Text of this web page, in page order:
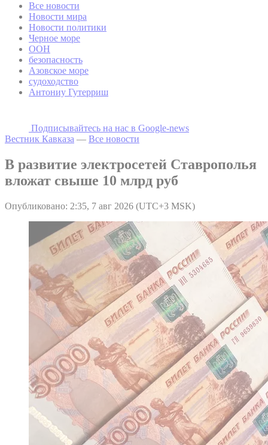
Все новости
Новости мира
Новости политики
Черное море
ООН
безопасность
Азовское море
судоходство
Антониу Гутерриш
Подписывайтесь на наc в Google-news
Вестник Кавказа — Все новости
В развитие электросетей Ставрополья
вложат свыше 10 млрд руб
Опубликовано: 2:35, 7 авг 2026 (UTC+3 MSK)